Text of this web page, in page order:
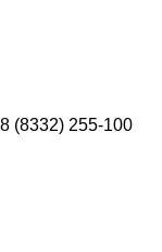
8 (8332) 255-100